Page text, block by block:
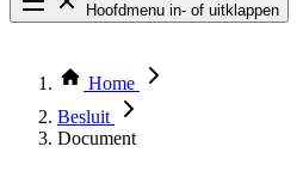
Hoofdmenu in- of uitklappen
Thema COVID-19
Bekijk per bestuursorgaan
Home
Besluit
Document